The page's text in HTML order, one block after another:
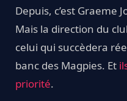
Depuis, c’est Graeme
Mais la direction du
celui qui succèdera
banc des Magpies. Et
priorité.